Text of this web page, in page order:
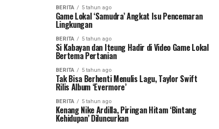
BERITA 5 tahun ago
Game Lokal ‘Samudra’ Angkat Isu Pencemaran
Lingkungan
BERITA 5 tahun ago
Si Kabayan dan Iteung Hadir di Video Game Lokal
Bertema Pertanian
BERITA 5 tahun ago
Tak Bisa Berhenti Menulis Lagu, Taylor Swift
Rilis Album ‘Evermore’
BERITA 5 tahun ago
Kenang Nike Ardilla, Piringan Hitam ‘Bintang
Kehidupan’ Diluncurkan